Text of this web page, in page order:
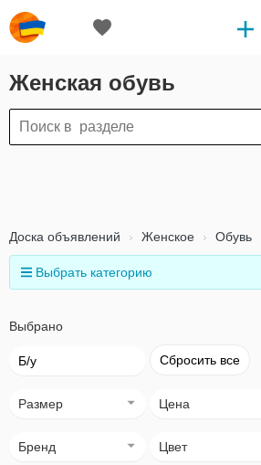
Женская обувь
Доска объявлений Женское Обувь
Выбрать категорию
Выбрано
Б/у Сбросить все
Размер Цена
Бренд Цвет